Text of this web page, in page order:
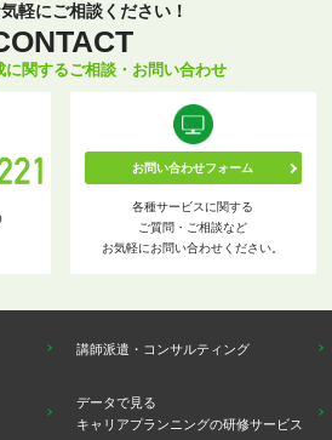
軽にご相談ください！
に関するご相談・お問い合わせ
お問い合わせフォーム
各種サービスに関する
ご質問・ご相談など
お気軽にお問い合わせください。
講師派遣・コンサルティング
データで見る
キャリアプランニングの研修サービス